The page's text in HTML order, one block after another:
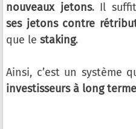
nouveaux jetons. Il
ses jetons contre
que le staking.
Ainsi, c’est un système
investisseurs à long terme